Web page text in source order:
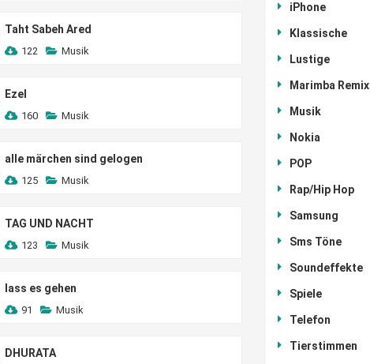
Taht Sabeh Ared
122 Musik
Ezel
160 Musik
alle märchen sind gelogen
125 Musik
TAG UND NACHT
123 Musik
lass es gehen
91 Musik
DHURATA
iPhone
Klassische
Lustige
Marimba Remix
Musik
Nokia
POP
Rap/Hip Hop
Samsung
Sms Töne
Soundeffekte
Spiele
Telefon
Tierstimmen